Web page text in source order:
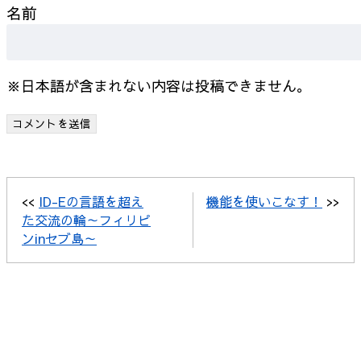
名前
※日本語が含まれない内容は投稿できません。
<< ID-Eの言語を超え
た交流の輪～フィリピ
ンinセブ島～
機能を使いこなす！ >>